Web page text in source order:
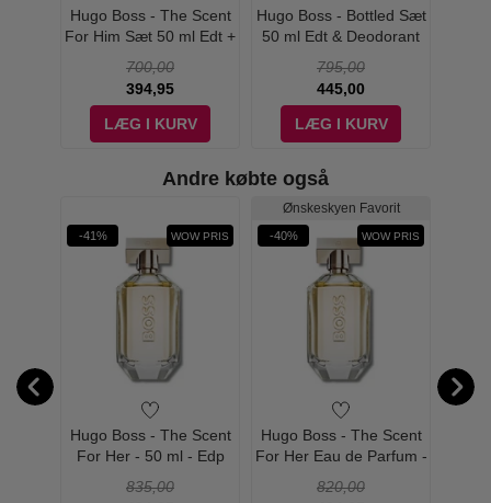
Boss The Scent
Hugo Boss - The Scent
For Him Sæt 50 ml Edt +
700,00
394,95
LÆG I KURV
Hugo Boss - Bottled Sæt
50 ml Edt & Deodorant
795,00
445,00
LÆG I KURV
Andre købte også
-41% WOW PRIS
Hugo Boss - The Scent
For Her - 50 ml - Edp
835,00
Ønskeskyen Favorit
-40% WOW PRIS
Hugo Boss - The Scent
For Her Eau de Parfum -
820,00